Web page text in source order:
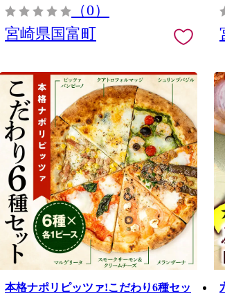
（0）
宮崎県国富町
本格ナポリピッツァ!こだわり6種セッ